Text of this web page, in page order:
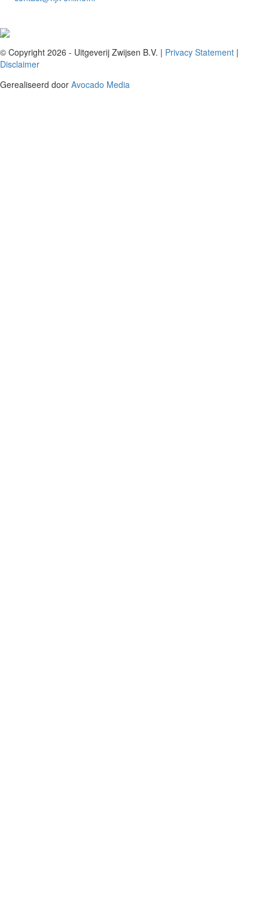
© Copyright 2026 - Uitgeverij Zwijsen B.V. | Privacy Statement |
Disclaimer
Gerealiseerd door Avocado Media